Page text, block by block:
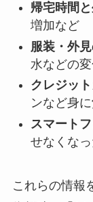
帰宅時間
増加など
服装・外
水などの
クレジッ
ンなど身
スマート
せなくな
これらの情報